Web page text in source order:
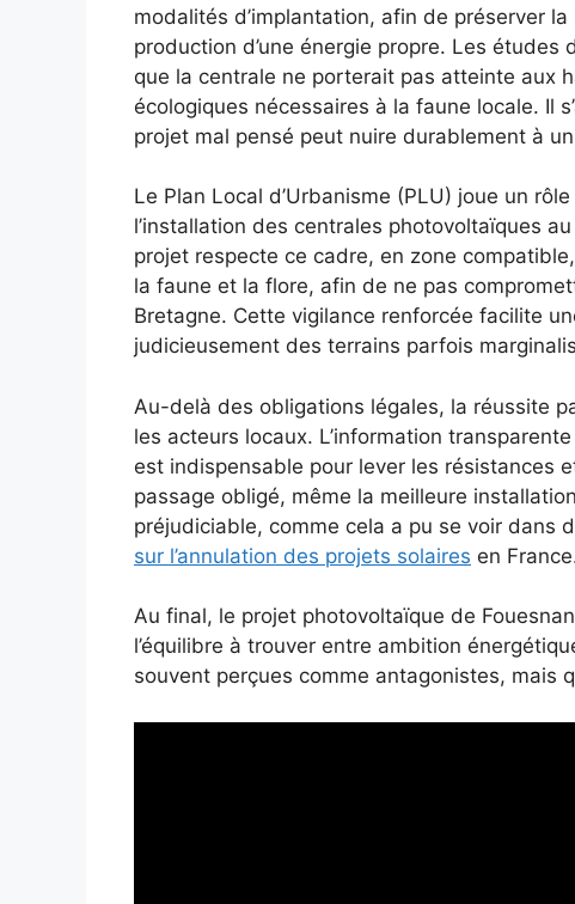
modalités d’implantation, afin de préserver
production d’une énergie propre. Les
que la centrale ne porterait pas atteinte aux
écologiques nécessaires à la faune locale. Il
projet mal pensé peut nuire durablement à
Le Plan Local d’Urbanisme (PLU) joue un
l’installation des centrales photovoltaïques
projet respecte ce cadre, en zone
la faune et la flore, afin de ne pas
Bretagne. Cette vigilance renforcée facilite
judicieusement des terrains parfois
Au-delà des obligations légales, la réussite
les acteurs locaux. L’information
est indispensable pour lever les résistances
passage obligé, même la meilleure
préjudiciable, comme cela a pu se voir dans
sur l’annulation des projets solaires en
Au final, le projet photovoltaïque de
l’équilibre à trouver entre ambition
souvent perçues comme antagonistes, mais